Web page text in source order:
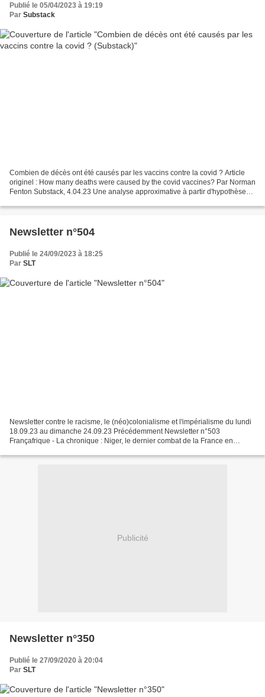
Publié le 05/04/2023 à 19:19
Par Substack
Combien de décès ont été causés par les vaccins contre la covid ? Article
originel : How many deaths were caused by the covid vaccines? Par Norman
Fenton Substack, 4.04.23 Une analyse approximative à partir d'hypothèses
Newsletter n°504
Publié le 24/09/2023 à 18:25
Par SLT
Newsletter contre le racisme, le (néo)colonialisme et l'impérialisme du lundi
18.09.23 au dimanche 24.09.23 Précédemment Newsletter n°503
Françafrique - La chronique : Niger, le dernier combat de la France en
Publicité
Newsletter n°350
Publié le 27/09/2020 à 20:04
Par SLT